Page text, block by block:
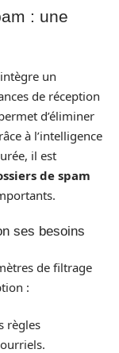
: une
un
de réception
d’éliminer
à l’intelligence
il est
de spam
ses besoins
de filtrage
:
règles